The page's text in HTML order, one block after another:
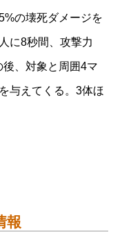
の壊死ダメージを
に8秒間、攻撃力
、対象と周囲4マ
与えてくる。3体ほ
報